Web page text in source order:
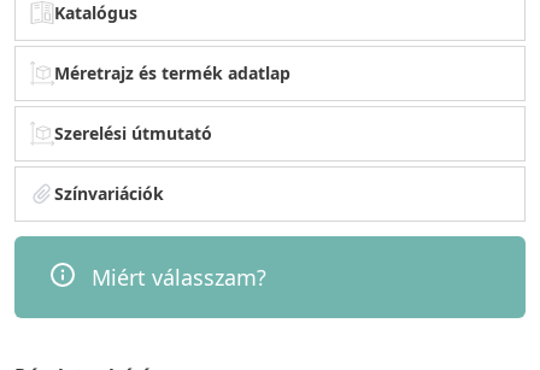
Katalógus
Méretrajz és termék adatlap
Szerelési útmutató
Színvariációk
Miért válasszam?